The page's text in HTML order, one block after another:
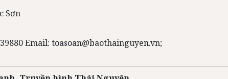
Sơn
Email: toasoan@baothainguyen.vn;